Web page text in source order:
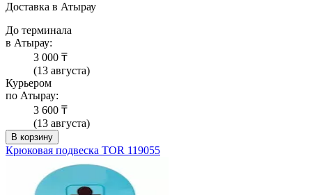
Доставка в Атырау
До терминала
в Атырау:
3 000 ₸
(13 августа)
Курьером
по Атырау:
3 600 ₸
(13 августа)
В корзину
Крюковая подвеска TOR 119055